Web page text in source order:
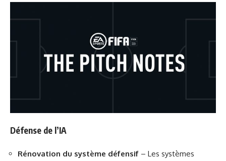
Défense de l’IA
Rénovation du système défensif – Les systèmes